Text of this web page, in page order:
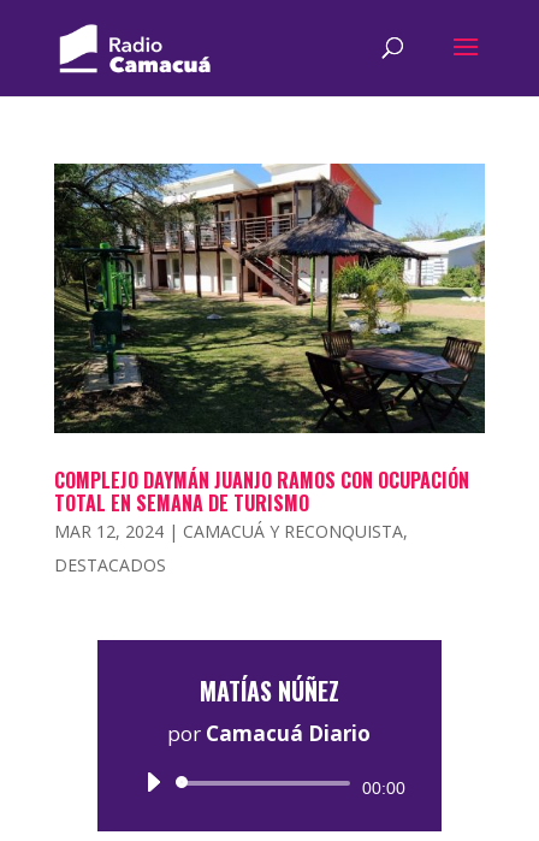
COMPLEJO DAYMÁN JUANJO RAMOS CON OCUPACIÓN
TOTAL EN SEMANA DE TURISMO
MAR 12, 2024| CAMACUÁ Y RECONQUISTA,
DESTACADOS
MATÍAS NÚÑEZ
por Camacuá Diario
Reproductor
00:00